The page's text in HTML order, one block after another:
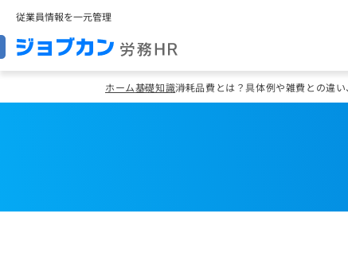
従業員情報を一元管理
ホーム基礎知識消耗品費とは？具体例や雑費との違